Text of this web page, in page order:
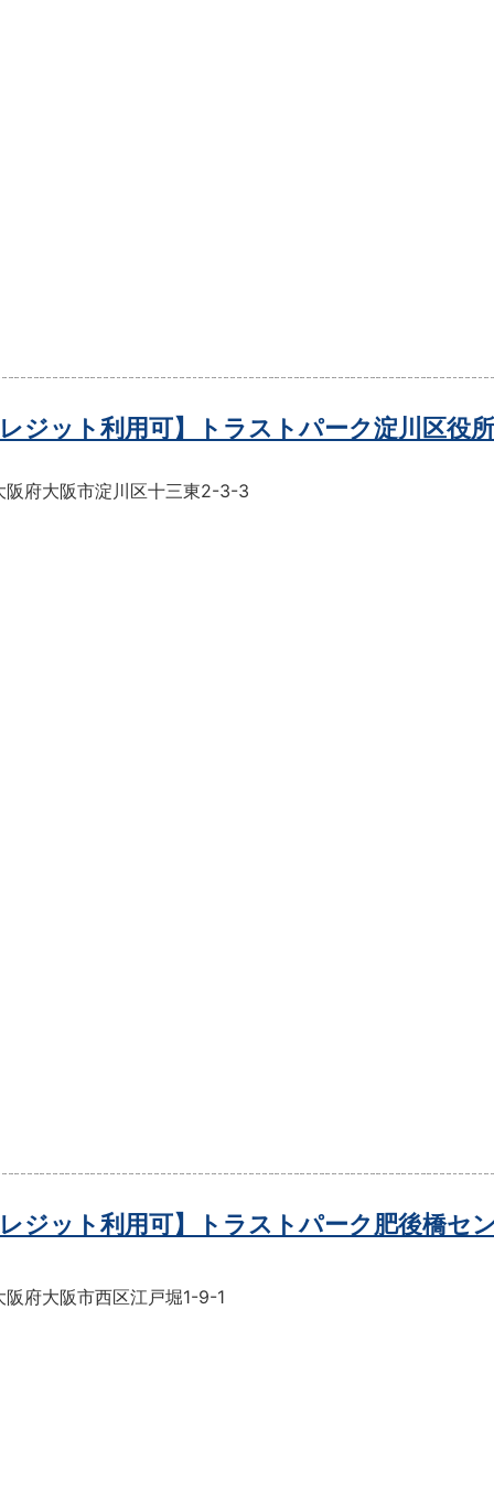
レジット利用可】トラストパーク淀川区役
阪府大阪市淀川区十三東2-3-3
レジット利用可】トラストパーク肥後橋セ
阪府大阪市西区江戸堀1-9-1